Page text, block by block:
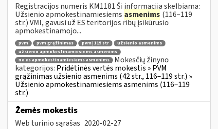
Registracijos numeris KM1181 Ši informacija skelbiama:
Užsienio apmokestinamiesiems asmenims (116–119
str.) VMI, gavusi už ES teritorijos ribų įsikūrusio
apmokestinamojo...
pvm pvm grąžinimas pvmį 119 str
užsienio asmenims
užsienio apmokestinamiesiems asmenims
ne es apmokestinamiesiems asmenims
Mokesčių žinyno
kategorijos: Pridėtinės vertės mokestis » PVM
grąžinimas užsienio asmenims (42 str., 116–119 str.) »
Užsienio apmokestinamiesiems asmenims (116–119
str.)
Žemės mokestis
Web turinio sąrašas 2020-02-27